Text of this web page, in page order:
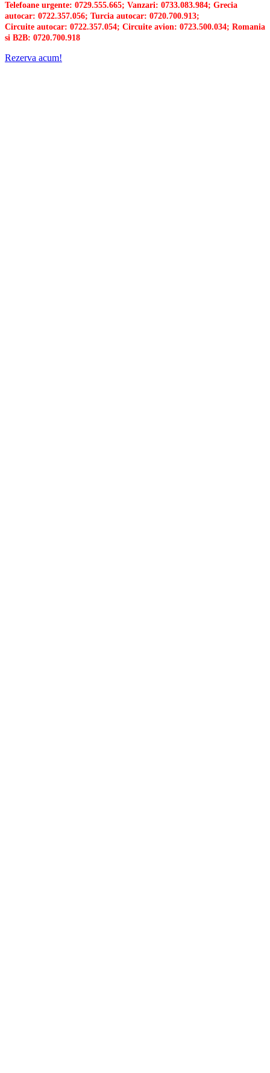
Telefoane urgente: 0729.555.665; Vanzari: 0733.083.984; Grecia
autocar: 0722.357.056; Turcia autocar: 0720.700.913;
Circuite autocar: 0722.357.054; Circuite avion: 0723.500.034; Romania
si B2B: 0720.700.918
Rezerva acum!